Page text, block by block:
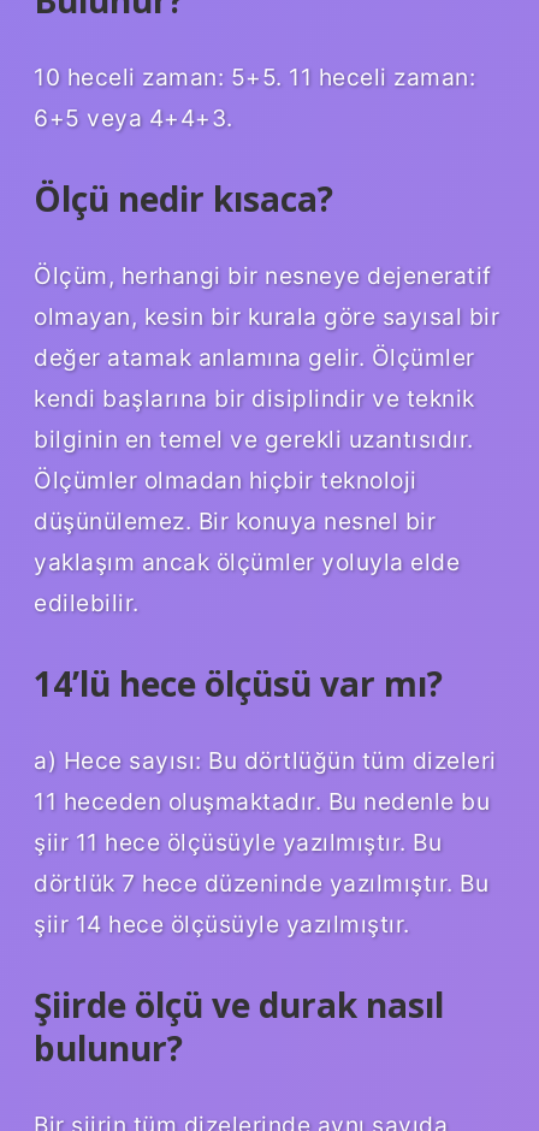
10 heceli zaman: 5+5. 11 heceli zaman:
6+5 veya 4+4+3.
Ölçü nedir kısaca?
Ölçüm, herhangi bir nesneye dejeneratif
olmayan, kesin bir kurala göre sayısal bir
değer atamak anlamına gelir. Ölçümler
kendi başlarına bir disiplindir ve teknik
bilginin en temel ve gerekli uzantısıdır.
Ölçümler olmadan hiçbir teknoloji
düşünülemez. Bir konuya nesnel bir
yaklaşım ancak ölçümler yoluyla elde
edilebilir.
14’lü hece ölçüsü var mı?
a) Hece sayısı: Bu dörtlüğün tüm dizeleri
11 heceden oluşmaktadır. Bu nedenle bu
şiir 11 hece ölçüsüyle yazılmıştır. Bu
dörtlük 7 hece düzeninde yazılmıştır. Bu
şiir 14 hece ölçüsüyle yazılmıştır.
Şiirde ölçü ve durak nasıl
bulunur?
Bir şiirin tüm dizelerinde aynı sayıda